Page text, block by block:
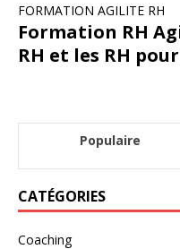
FORMATION AGILITE RH
Formation RH
RH et les RH
Populaire
CATÉGORIES
Coaching